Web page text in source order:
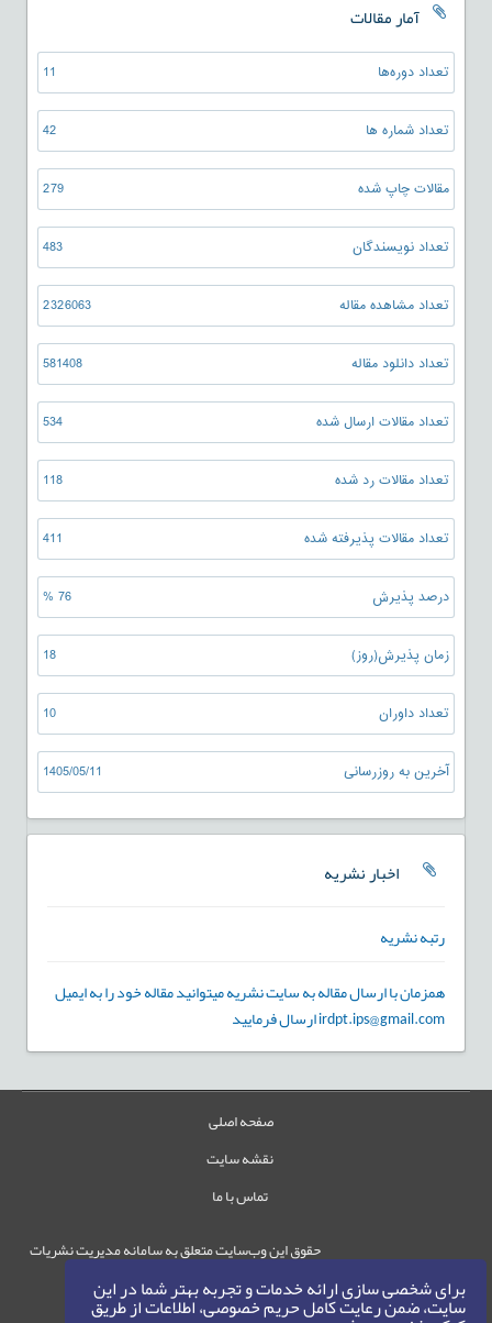
برای شخصی سازی ارائه خدمات و تجربه بهتر شما در این
سایت، ضمن رعایت کامل حریم خصوصی، اطلاعات از طریق
آمار مقالات
تعداد دوره‌ها 11
تعداد شماره ها 42
مقالات چاپ شده 279
تعداد نویسندگان 483
تعداد مشاهده مقاله 2326063
تعداد دانلود مقاله 581408
تعداد مقالات ارسال شده 534
تعداد مقالات رد شده 118
تعداد مقالات پذیرفته شده 411
درصد پذیرش 76 %
زمان پذیرش(روز) 18
تعداد داوران 10
آخرین به روزرسانی 1405/05/11
اخبار نشریه
رتبه نشریه
همزمان با ارسال مقاله به سایت نشریه میتوانید مقاله خود را به ایمیل
irdpt.ips@gmail.com ارسال فرمایید
صفحه اصلی
نقشه سایت
تماس با ما
حقوق این وب‌سایت متعلق به سامانه مدیریت نشریات
رایمگ است.
حق نشر ©
1405-1396